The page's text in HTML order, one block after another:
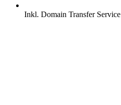
Inkl. Domain Transfer Service